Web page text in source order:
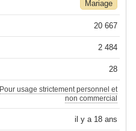
Mariage
20 667
2 484
28
Pour usage strictement personnel et
non commercial
il y a 18 ans